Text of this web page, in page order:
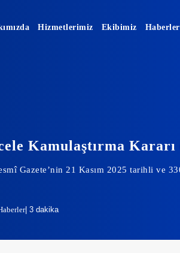
Hizmetlerimiz Ekibimiz Haberler
Kamulaştırma Kararı
Gazete’nin 21 Kasım 2025 tarihli ve
| 3 dakika